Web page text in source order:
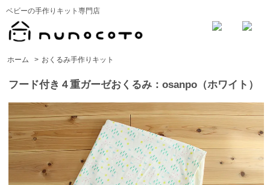
ベビーの手作りキット専門店
ホーム > おくるみ手作りキット
フード付き４重ガーゼおくるみ：osanpo（ホワイト）